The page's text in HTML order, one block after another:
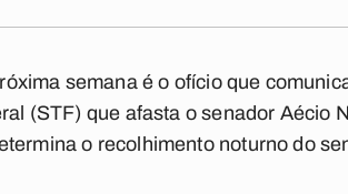
semana é o ofício que
(STF) que afasta o senador Aécio
o recolhimento noturno do